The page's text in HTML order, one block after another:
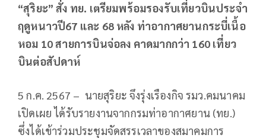
“สุริยะ” สั่ง ทย. เตรียมพร้อมรองรับเที่ยวบินประจำ
ฤดูหนาวปี67 และ 68หลัง ท่าอากาศยานกระบี่เนื้อ
หอม 10สายการบินจ่อลง คาดมากกว่า 160เที่ยว
บินต่อสัปดาห์
5 ก.ค. 2567 – นายสุริยะ จึงรุ่งเรืองกิจ รมว.คมนาคม
เปิดเผย ได้รับรายงานจากกรมท่าอากาศยาน (ทย.)
ซึ่งได้เข้าร่วมประชุมจัดสรรเวลาของสมาคมการ